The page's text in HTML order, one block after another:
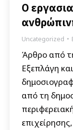
Ο
Uncategorized
Άρθρο από
Εξεπλάγη
από τη